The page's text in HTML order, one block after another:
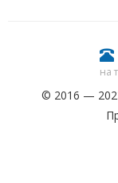
на
© 2016 —